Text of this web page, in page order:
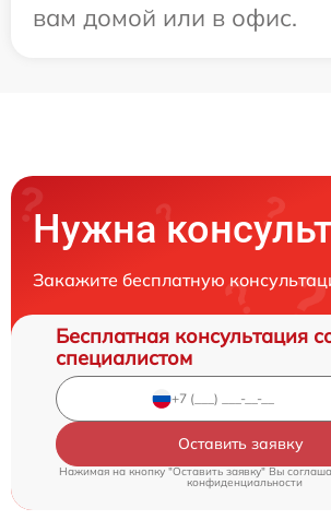
вам домой или в офис.
Нужна
Закажите бесплатную
Бесплатная консультация
специалистом
Оставить заявку
Нажимая на кнопку "Оставить заявку" Вы
конфиденциальности